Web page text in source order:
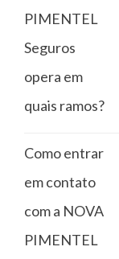
PIMENTEL
Seguros
opera em
quais ramos?
Como entrar
em contato
com a NOVA
PIMENTEL